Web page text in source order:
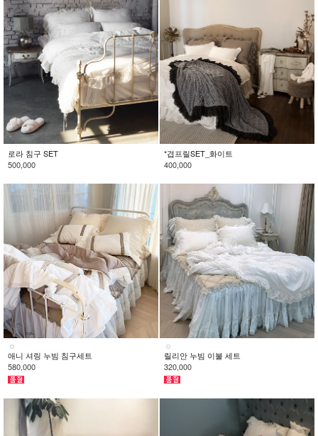
로라 침구 SET
500,000
*겹프릴SET_화이트
400,000
애니 셔링 누빔 침구세트
580,000
릴리안 누빔 이불 세트
320,000